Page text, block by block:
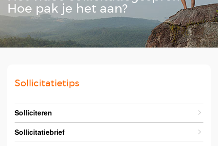
Hoe pak je het aan?
Sollicitatietips
Solliciteren
Sollicitatiebrief